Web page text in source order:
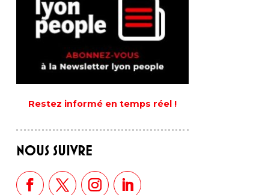
Restez informé en temps réel !
NOUS SUIVRE